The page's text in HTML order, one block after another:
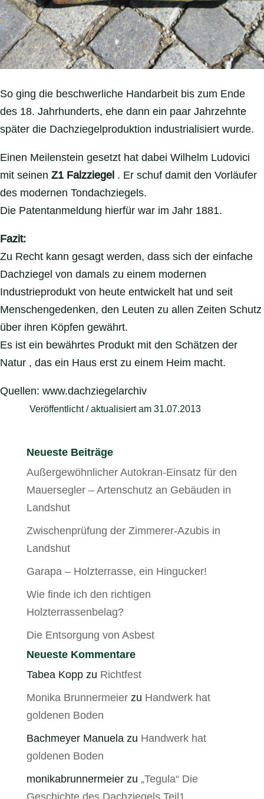
So ging die beschwerliche Handarbeit bis zum Ende
des 18. Jahrhunderts, ehe dann ein paar Jahrzehnte
später die Dachziegelproduktion industrialisiert wurde.
Einen Meilenstein gesetzt hat dabei Wilhelm Ludovici
mit seinen Z1 Falzziegel . Er schuf damit den Vorläufer
des modernen Tondachziegels.
Die Patentanmeldung hierfür war im Jahr 1881.
Fazit:
Zu Recht kann gesagt werden, dass sich der einfache
Dachziegel von damals zu einem modernen
Industrieprodukt von heute entwickelt hat und seit
Menschengedenken, den Leuten zu allen Zeiten Schutz
über ihren Köpfen gewährt.
Es ist ein bewährtes Produkt mit den Schätzen der
Natur , das ein Haus erst zu einem Heim macht.
Quellen: www.dachziegelarchiv
Veröffentlicht / aktualisiert am 31.07.2013
Neueste Beiträge
Außergewöhnlicher Autokran-Einsatz für den
Mauersegler – Artenschutz an Gebäuden in
Landshut
Zwischenprüfung der Zimmerer-Azubis in
Landshut
Garapa – Holzterrasse, ein Hingucker!
Wie finde ich den richtigen
Holzterrassenbelag?
Die Entsorgung von Asbest
Neueste Kommentare
Tabea Koppzu Richtfest
Monika Brunnermeierzu Handwerk hat
goldenen Boden
Bachmeyer Manuelazu Handwerk hat
goldenen Boden
monikabrunnermeierzu „Tegula“ Die
Geschichte des Dachziegels Teil1